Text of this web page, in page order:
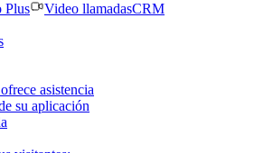
Plus Video llamadasCRM
asistencia
su aplicación